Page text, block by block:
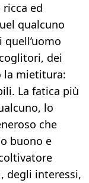
ed
qualcuno
dei
la mietitura:
La fatica più
lo
che
buono e
degli interessi,